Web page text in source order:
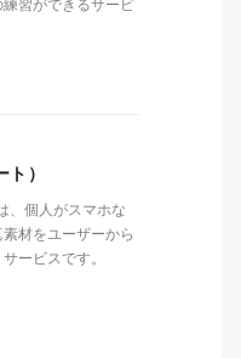
習ができるサービ
）
、個人がスマホな
材をユーザーから
ービスです。